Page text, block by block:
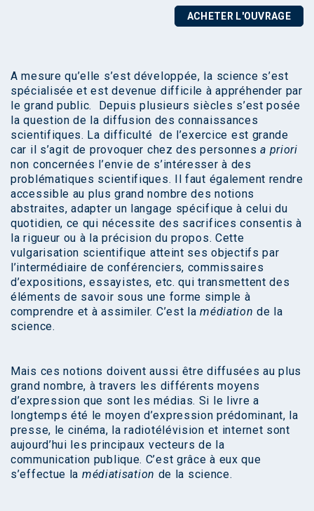
ACHETER L'OUVRAGE
A mesure qu’elle s’est développée, la science s’est
spécialisée et est devenue difficile à appréhender par
le grand public. Depuis plusieurs siècles s’est posée
la question de la diffusion des connaissances
scientifiques. La difficulté de l’exercice est grande
car il s’agit de provoquer chez des personnesa priori
non concernées l’envie de s’intéresser à des
problématiques scientifiques. Il faut également rendre
accessible au plus grand nombre des notions
abstraites, adapter un langage spécifique à celui du
quotidien, ce qui nécessite des sacrifices consentis à
la rigueur ou à la précision du propos. Cette
vulgarisation scientifique atteint ses objectifs par
l’intermédiaire de conférenciers, commissaires
d’expositions, essayistes, etc. qui transmettent des
éléments de savoir sous une forme simple à
comprendre et à assimiler. C’est lamédiation de la
science.
Mais ces notions doivent aussi être diffusées au plus
grand nombre, à travers les différents moyens
d’expression que sont les médias. Si le livre a
longtemps été le moyen d’expression prédominant, la
presse, le cinéma, la radiotélévision et internet sont
aujourd’hui les principaux vecteurs de la
communication publique. C’est grâce à eux que
s’effectue la médiatisation de la science.